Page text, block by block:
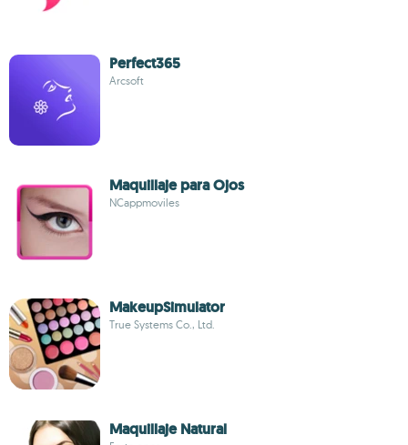
Perfect365
Arcsoft
Maquillaje para Ojos
NCappmoviles
MakeupSimulator
True Systems Co., Ltd.
Maquillaje Natural